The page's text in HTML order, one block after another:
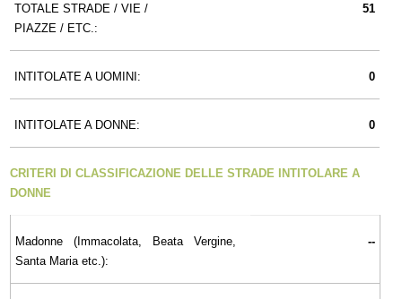
TOTALE STRADE / VIE /
PIAZZE / ETC.:
51
INTITOLATE A UOMINI: 0
INTITOLATE A DONNE: 0
CRITERI DI CLASSIFICAZIONE DELLE STRADE INTITOLARE A
DONNE
Madonne (Immacolata, Beata Vergine,
Santa Maria etc.):
--